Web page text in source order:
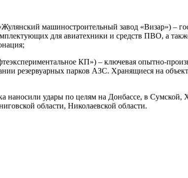
машиностроительный завод «Визар») –
для авиатехники и средств ПВО, а
КП») – ключевая опытно-
резервуарных парков АЗС. Хранящиеся на
удары по целям на Донбассе, в Сумской,
области, Николаевской области.